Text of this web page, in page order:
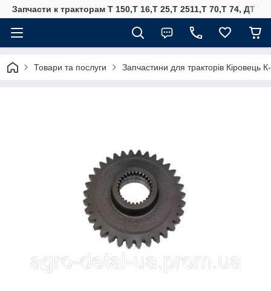
Запчасти к тракторам Т 150,Т 16,Т 25,Т 2511,Т 70,Т 74, ДТ
Товари та послуги Запчастини для тракторів Кіровець